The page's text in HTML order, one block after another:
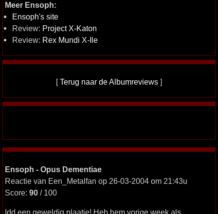
Meer Ensoph:
Ensoph's site
Review: Project X-Katon
Review: Rex Mundi X-Ile
[Terug naar de Albumreviews ]
Ensoph - Opus Dementiae
Reactie van Een_Metalfan op 26-03-2004 om 21:43u
Score: 90 / 100
Idd een geweldig plaatje! Heb hem vorige week als